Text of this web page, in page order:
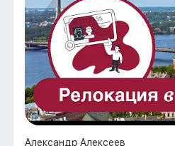
Александр Алексеев